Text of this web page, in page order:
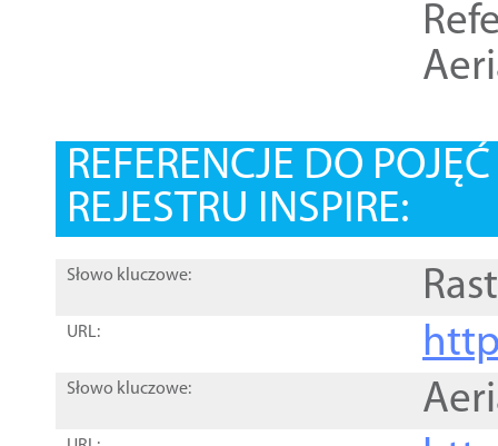
REFERENCJE DO
REJESTRU INSPIRE:
Słowo kluczowe:
URL:
Słowo kluczowe: